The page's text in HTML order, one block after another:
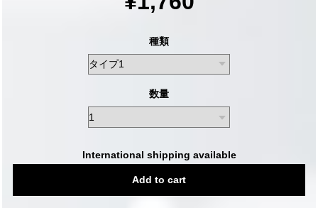
種類
数量
International shipping available
Add to cart